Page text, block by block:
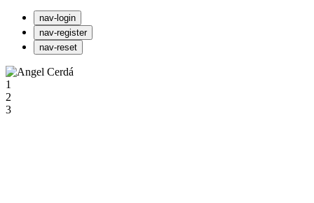
nav-login
nav-register
nav-reset
1
2
3